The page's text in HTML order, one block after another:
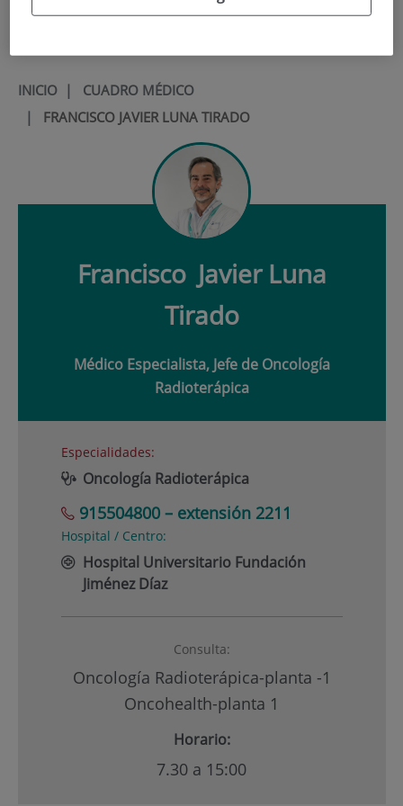
900 301 013
INICIO| CUADRO MÉDICO
| FRANCISCO JAVIER LUNA TIRADO
Francisco Javier Luna
Tirado
Médico Especialista, Jefe de Oncología
Radioterápica
Especialidades:
Oncología Radioterápica
915504800 – extensión 2211
Hospital / Centro:
Hospital Universitario Fundación
Jiménez Díaz
Consulta:
Oncología Radioterápica-planta -1
Oncohealth-planta 1
Horario:
7.30 a 15:00